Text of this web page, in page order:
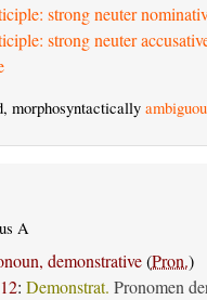
strong neuter
strong neuter
morphosyntactically
A
demonstrative(Pron.)
: Demonstrat. Pronomen